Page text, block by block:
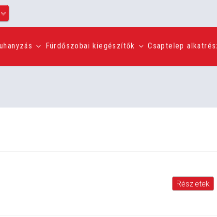
Fürdőszobai kiegészítők Csaptelep
Részletek